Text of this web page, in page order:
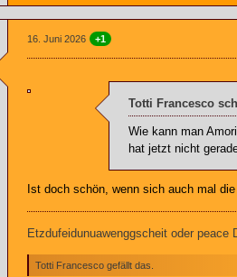
16. Juni 2026 +1
Totti Francesco
Wie kann man
hat jetzt nicht
Ist doch schön, wenn sich auch mal
Etzdufeidunuawenggscheit oder peace
Totti Francesco gefällt das.